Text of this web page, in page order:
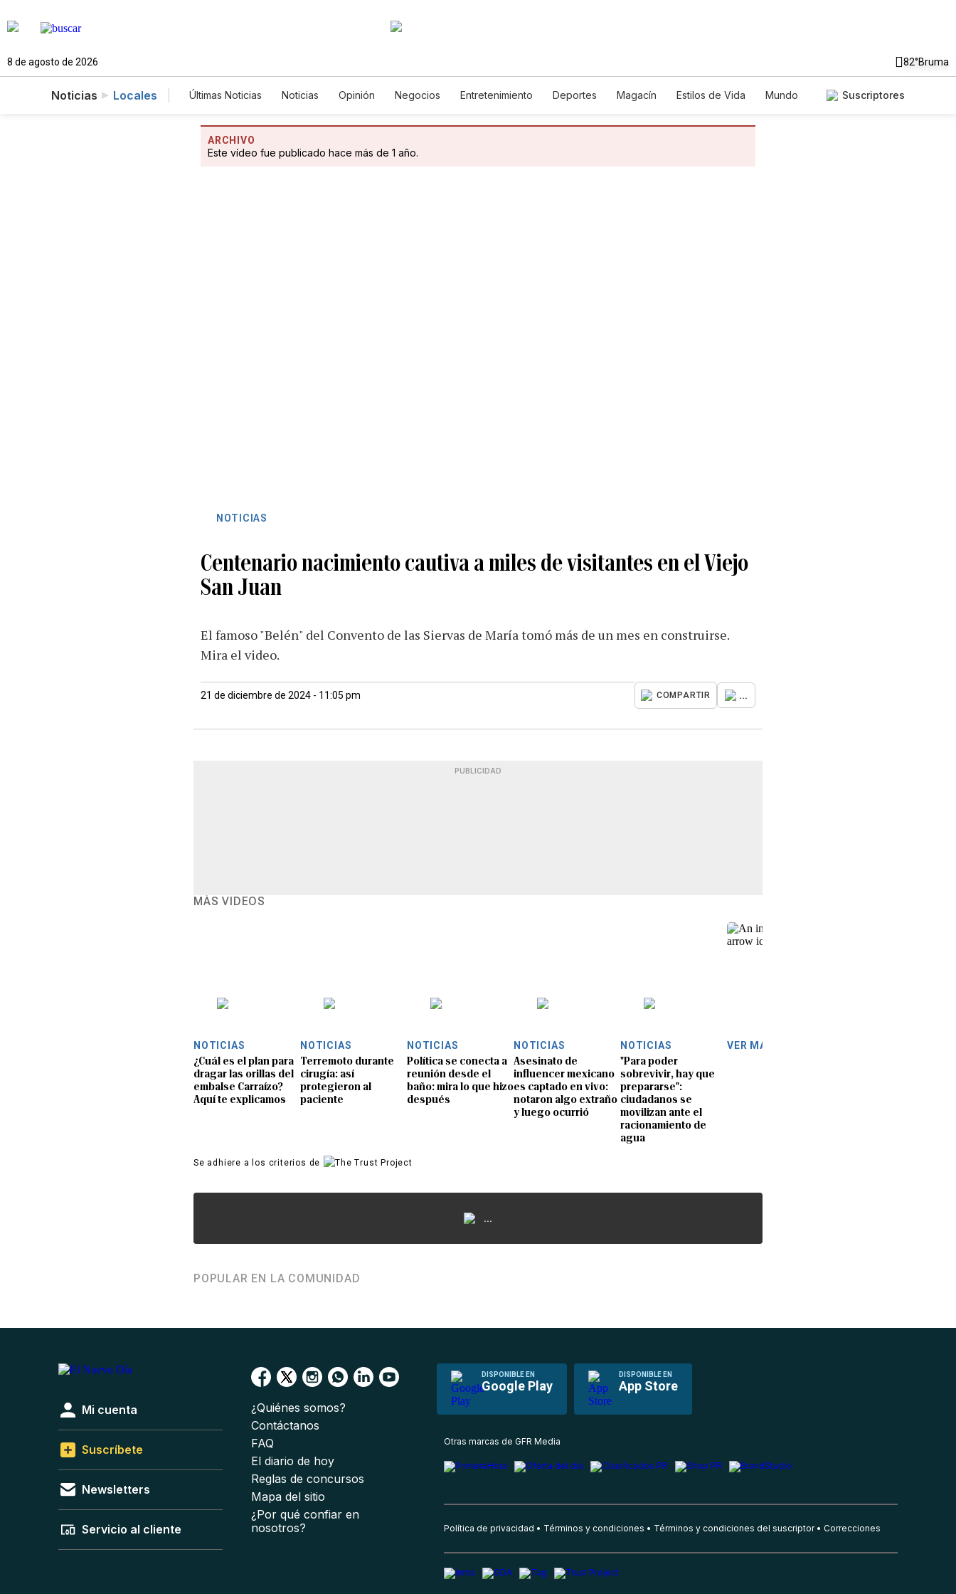
8 de agosto de 2026 82°Bruma
Noticias Locales Últimas Noticias Noticias Opinión Negocios Entretenimiento Deportes Magacín Estilos de Vida
Mundo
Suscriptores
ARCHIVO
Este vídeo fue publicado hace más de 1 año.
NOTICIAS
Centenario nacimiento cautiva a miles de visitantes en el Viejo
San Juan
El famoso "Belén" del Convento de las Siervas de María tomó más de un mes en construirse.
Mira el video.
21 de diciembre de 2024 - 11:05 pm COMPARTIR ...
PUBLICIDAD
MÁS VIDEOS
NOTICIAS
¿Cuál es el plan para
dragar las orillas del
embalse Carraízo?
Aquí te explicamos
NOTICIAS
Terremoto durante
cirugía: así
protegieron al
paciente
NOTICIAS
Política se conecta a
reunión desde el
baño: mira lo que hizo
después
NOTICIAS
Asesinato de
influencer mexicano
es captado en vivo:
notaron algo extraño
y luego ocurrió
NOTICIAS
"Para poder
sobrevivir, hay que
prepararse":
ciudadanos se
movilizan ante el
racionamiento de
agua
VER MÁS
Se adhiere a los criterios de
...
POPULAR EN LA COMUNIDAD
DISPONIBLE EN
Google Play
DISPONIBLE EN
App Store
Mi cuenta
Suscríbete
Newsletters
Servicio al cliente
¿Quiénes somos?
Contáctanos
FAQ
El diario de hoy
Reglas de concursos
Mapa del sitio
¿Por qué confiar en
nosotros?
Otras marcas de GFR Media
Política de privacidad Términos y condiciones Términos y condiciones del suscriptor Correcciones